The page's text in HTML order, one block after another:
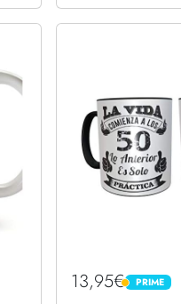
13,95€ PRIME
PRIME